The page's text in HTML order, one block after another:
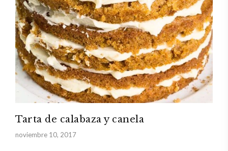
Tarta de calabaza y canela
noviembre 10, 2017